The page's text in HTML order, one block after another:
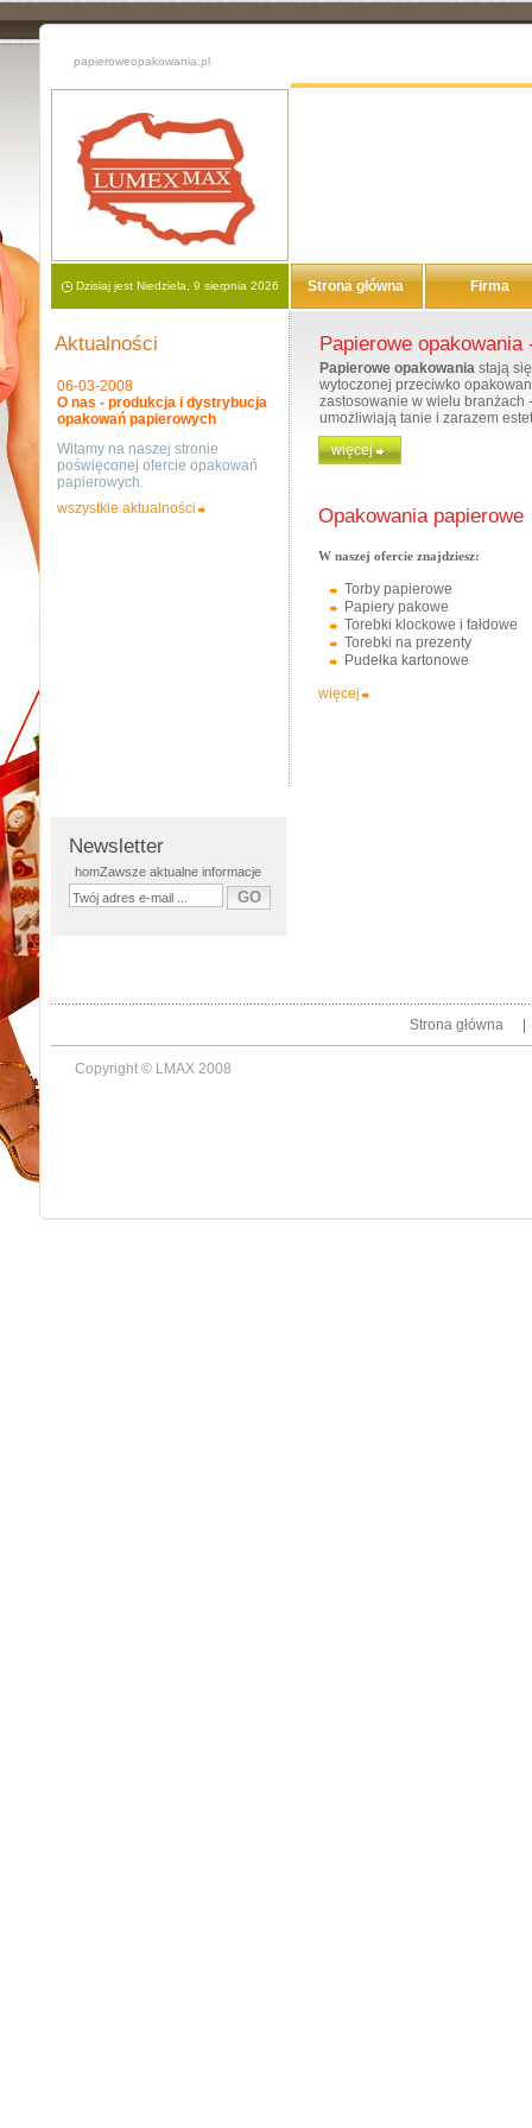
papieroweopakowania.pl
Dzisiaj jest Niedziela, 9 sierpnia 2026 Strona główna Firma
Aktualności
06-03-2008
O nas - produkcja i dystrybucja
opakowań papierowych
Witamy na naszej stronie
poświęconej ofercie opakowań
papierowych.
wszystkie aktualności
Newsletter
homZawsze aktualne informacje
Papierowe opakowania
Papierowe opakowania stają
wytoczonej przeciwko
zastosowanie w wielu branżach
umożliwiają tanie i zarazem
Główną zaletą
opakowania wytwarzane z
Torby papierowe,
Najbardziej popularnymi i
pakowania towarów oraz dużo
reklamowe) - doskonale
pakowania swoich wyrobów
Nadruki na torbach
jednorazowego nakładu
więcej
Opakowania papierowe
W naszej ofercie znajdziesz:
Torby papierowe
Papiery pakowe
Torebki klockowe i fałdowe
Torebki na prezenty
Pudełka kartonowe
więcej
Strona główna
Copyright © LMAX 2008